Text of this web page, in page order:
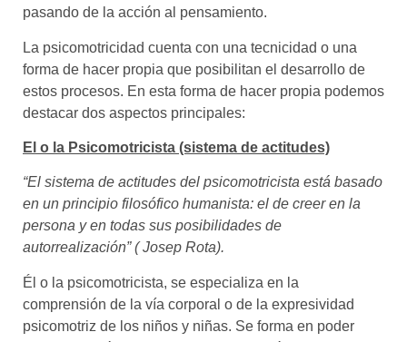
pasando de la acción al pensamiento.
La psicomotricidad cuenta con una tecnicidad o una
forma de hacer propia que posibilitan el desarrollo de
estos procesos. En esta forma de hacer propia podemos
destacar dos aspectos principales:
El o la Psicomotricista (sistema de actitudes)
“El sistema de actitudes del psicomotricista está basado
en un principio filosófico humanista: el de creer en la
persona y en todas sus posibilidades de
autorrealización” ( Josep Rota).
Él o la psicomotricista, se especializa en la
comprensión de la vía corporal o de la expresividad
psicomotriz de los niños y niñas. Se forma en poder